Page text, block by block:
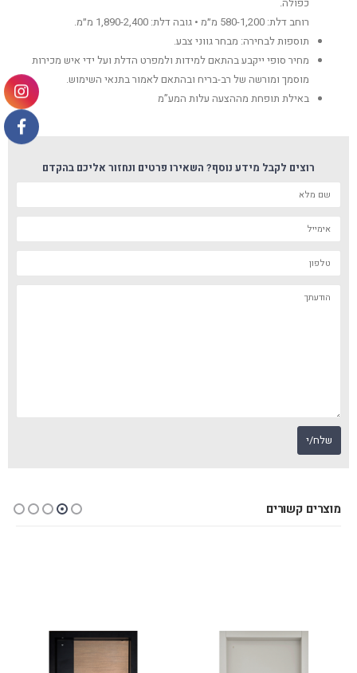
כפולה.
רוחב דלת: 580-1,200 מ״מ • גובה דלת: 1,890-2,400 מ״מ.
תוספות לבחירה: מבחר גווני צבע.
מחיר סופי ייקבע בהתאם למידות ולמפרט הדלת ועל ידי איש מכירות
מוסמך ומורשה של רב-בריח ובהתאם לאמור בתנאי השימוש.
באילת תופחת מההצעה עלות המע”מ
רוצים לקבל מידע נוסף? השאירו פרטים ונחזור אליכם בהקדם
מוצרים קשורים